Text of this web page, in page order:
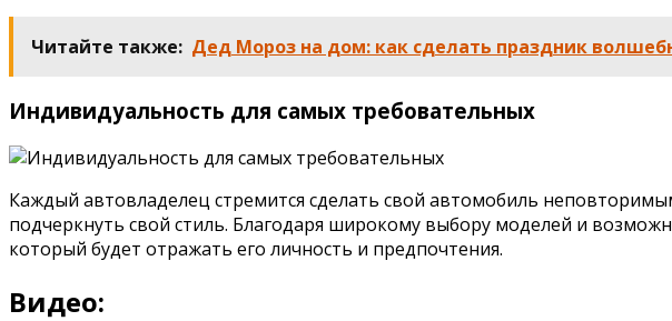
Читайте также: Дед Мороз на дом: как сделать праздник
Индивидуальность для самых требовательных
Каждый автовладелец стремится сделать свой автомобиль
подчеркнуть свой стиль. Благодаря широкому выбору моделей и
который будет отражать его личность и предпочтения.
Видео: